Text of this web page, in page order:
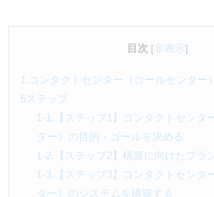
目次 [非表示]
1.コンタクトセンター（コールセンター
6ステップ
1-1.【ステップ1】コンタクトセンタ
ター）の目的・ゴールを決める
1-2.【ステップ2】構築に向けたプラ
1-3.【ステップ3】コンタクトセンタ
ター）のシステムを構築する